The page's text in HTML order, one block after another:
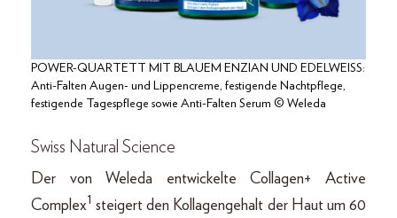
POWER-QUARTETT MIT BLAUEM ENZIAN UND EDELWEISS:
Anti-Falten Augen- und Lippencreme, festigende Nachtpflege,
festigende Tagespflege sowie Anti-Falten Serum © Weleda
Swiss Natural Science
Der von Weleda entwickelte Collagen+ Active
Complex1 steigert den Kollagengehalt der Haut um 60